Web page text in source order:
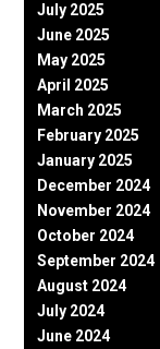
July 2025
June 2025
May 2025
April 2025
March 2025
February 2025
January 2025
December 2024
November 2024
October 2024
September 2024
August 2024
July 2024
June 2024